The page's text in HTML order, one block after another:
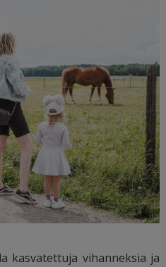
kasvatettuja vihanneksia ja